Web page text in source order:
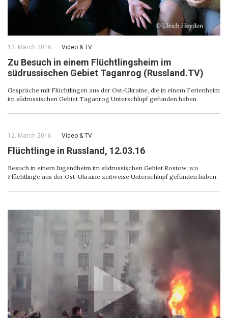
13. March 2016 Video & ТV
Zu Besuch in einem Flüchtlingsheim im
südrussischen Gebiet Taganrog (Russland.TV)
Gespräche mit Flüchtlingen aus der Ost-Ukraine, die in einem Ferienheim
im südrussischen Gebiet Taganrog Unterschlupf gefunden haben.
12. March 2016 Video & ТV
Flüchtlinge in Russland, 12.03.16
Besuch in einem Jugendheim im südrussischen Gebiet Rostow, wo
Flüchtlinge aus der Ost-Ukraine zeitweise Unterschlupf gefunden haben.